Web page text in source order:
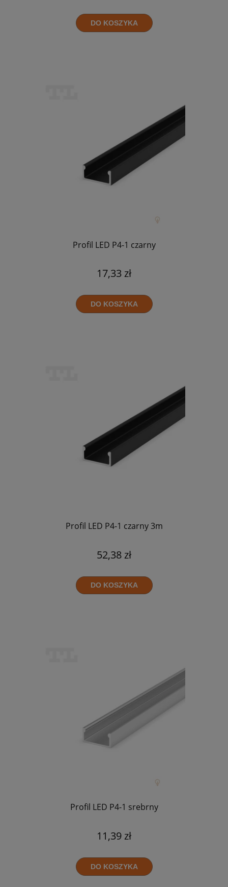
DO KOSZYKA
Profil LED P4-1 czarny
17,33 zł
DO KOSZYKA
Profil LED P4-1 czarny 3m
52,38 zł
DO KOSZYKA
Profil LED P4-1 srebrny
11,39 zł
DO KOSZYKA